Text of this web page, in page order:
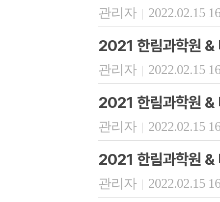
관리자 | 2022.02.15
2021 한림과학원 &
관리자 | 2022.02.15
2021 한림과학원 &
관리자 | 2022.02.15
2021 한림과학원 &
관리자 | 2022.02.15